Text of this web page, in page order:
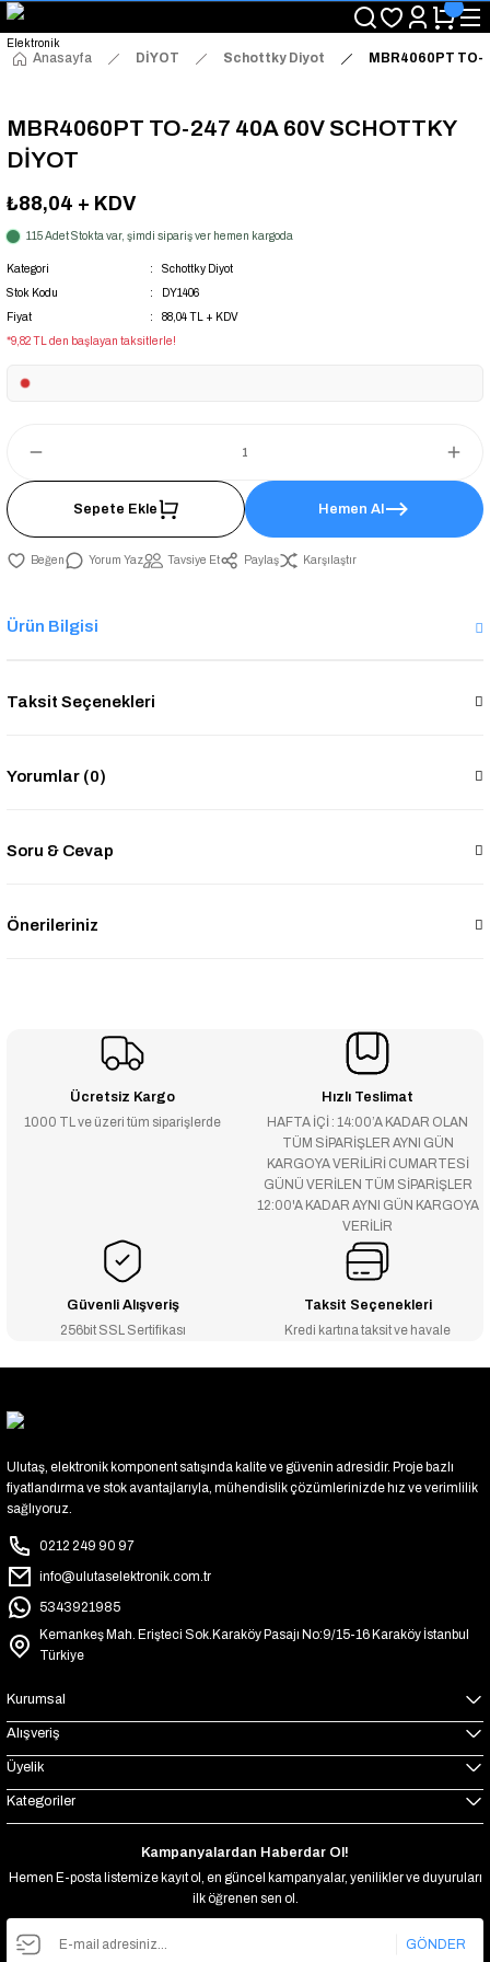
"Saat 14:00'a Kadar Verilen Siparişlerde Aynı Gün Kargo Avantajı!
"Binlerce Ürün Çeşitliliği ile Stoktan Hemen Teslim."
"Toptan Fiyatına Perakende Satış Avantajını Kaçırmayın!"
Anasayfa DİYOT Schottky Diyot MBR4060PT TO-
MBR4060PT TO-247 40A 60V SCHOTTKY
DİYOT
₺88,04 + KDV
115 Adet Stokta var, şimdi sipariş ver hemen kargoda
Kategori
Schottky Diyot
Stok Kodu
DY1406
Fiyat
88,04 TL + KDV
*9,82 TL den başlayan taksitlerle!
Sepete Ekle Hemen Al
Yorum Yaz Tavsiye Et Paylaş Karşılaştır
Ürün Bilgisi
Taksit Seçenekleri
Yorumlar (0)
Soru & Cevap
Önerileriniz
Ücretsiz Kargo
1000 TL ve üzeri tüm siparişlerde
Hızlı Teslimat
HAFTA İÇİ : 14:00’A KADAR OLAN
TÜM SİPARİŞLER AYNI GÜN
KARGOYA VERİLİRİ CUMARTESİ
GÜNÜ VERİLEN TÜM SİPARİŞLER
12:00'A KADAR AYNI GÜN KARGOYA
VERİLİR
Güvenli Alışveriş
256bit SSL Sertifikası
Taksit Seçenekleri
Kredi kartına taksit ve havale
Ulutaş, elektronik komponent satışında kalite ve güvenin adresidir. Proje bazlı
fiyatlandırma ve stok avantajlarıyla, mühendislik çözümlerinizde hız ve verimlilik
sağlıyoruz.
0212 249 90 97
info@ulutaselektronik.com.tr
5343921985
Kemankeş Mah. Erişteci Sok.Karaköy Pasajı No:9/15-16 Karaköy İstanbul
Türkiye
Kurumsal
Alışveriş
Üyelik
Kategoriler
Kampanyalardan Haberdar Ol!
Hemen E-posta listemize kayıt ol, en güncel kampanyalar, yenilikler ve duyuruları
ilk öğrenen sen ol.
GÖNDER